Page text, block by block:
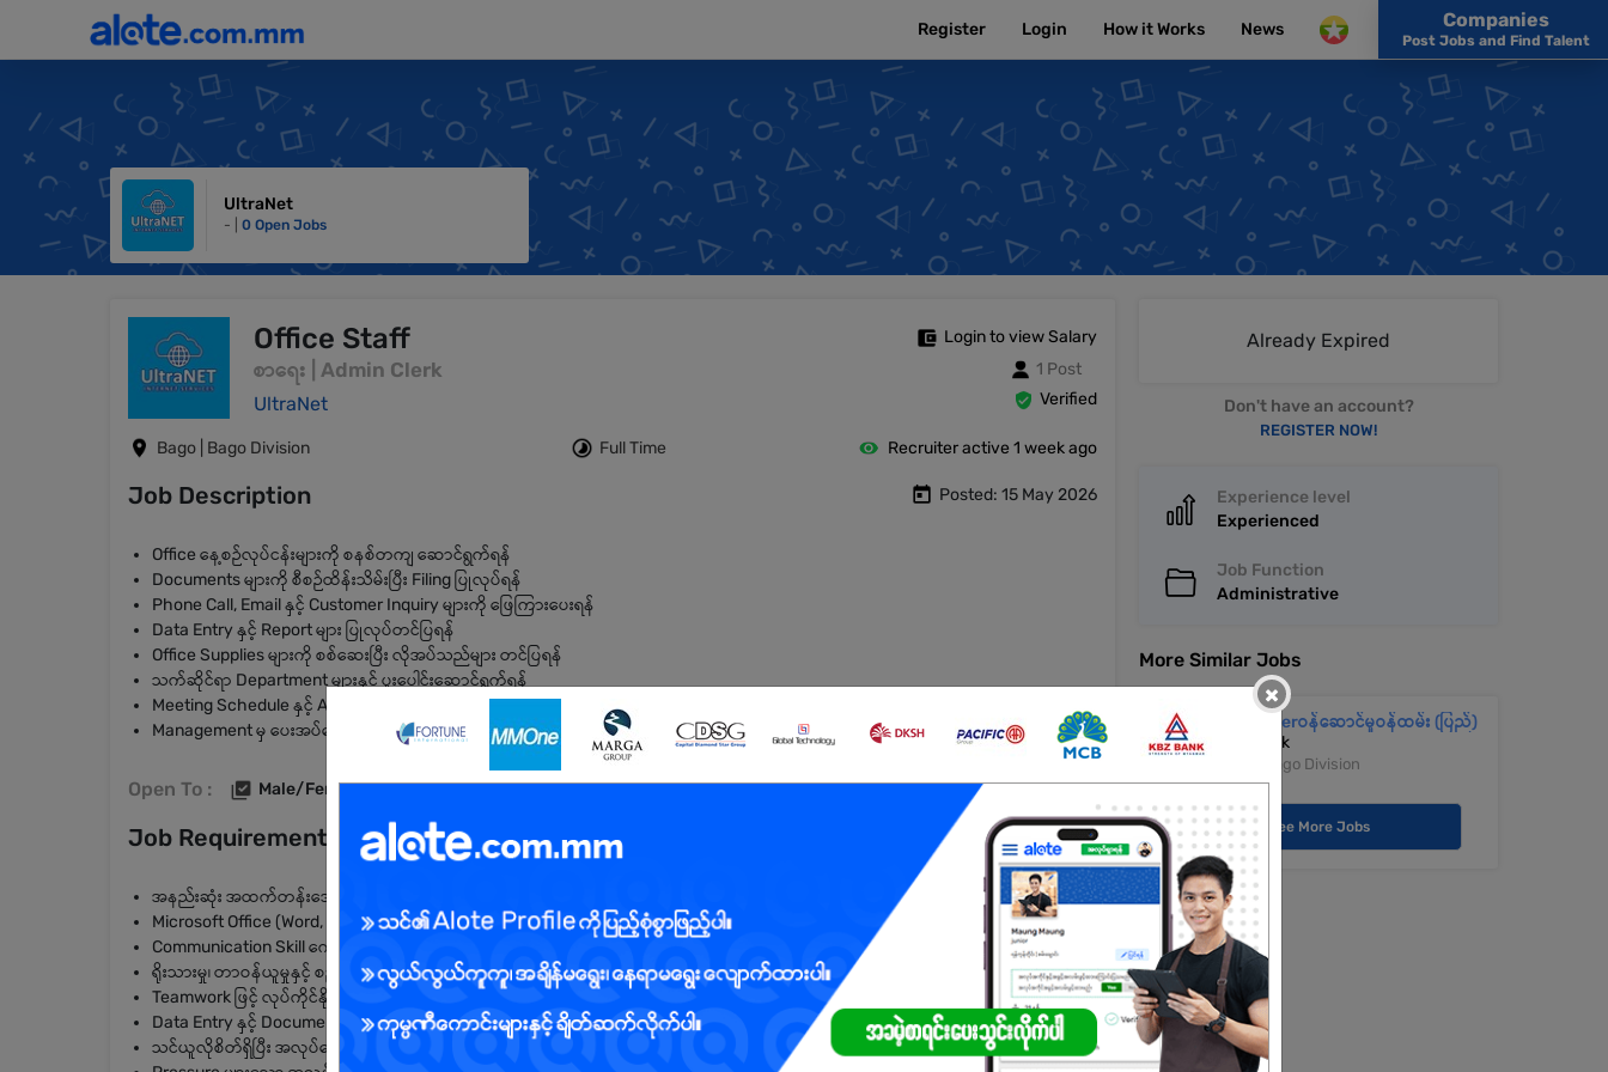
Register Login How it Works News Companies
Post Jobs and Find Talent
UltraNet
- | 0 Open Jobs
Office Staff
စာရေး | Admin Clerk
UltraNet
Login to view Salary
1 Post
Verified
Bago | Bago Division Full Time Recruiter active 1 week ago
Job Description Posted: 15 May 2026
Office နေ့စဉ်လုပ်ငန်းများကို စနစ်တကျ ဆောင်ရွက်ရန်
Documents များကို စီစဉ်ထိန်းသိမ်းပြီး Filing ပြုလုပ်ရန်
Phone Call, Email နှင့် Customer Inquiry များကို ဖြေကြားပေးရန်
Data Entry နှင့် Report များ ပြုလုပ်တင်ပြရန်
Office Supplies များကို စစ်ဆေးပြီး လိုအပ်သည်များ တင်ပြရန်
သက်ဆိုင်ရာ Department များနှင့် ပူးပေါင်းဆောင်ရွက်ရန်
Meeting Schedule နှင့် Appointment များ စီစဉ်ပေးရန်
Management မှ ပေးအပ်သော တာဝန်များကို အချိန်မီ ဆောင်ရွက်ရန်
Open To : Male/Female
Job Requirements
အနည်းဆုံး အထက်တန်းအောင်မြင်ပြီးသူ (ဘွဲ့ရရှိသူ ဦးစားပေးမည်)
Microsoft Office (Word, Excel, PowerPoint) အသုံးပြုနိုင်ရမည်
Communication Skill ကောင်းမွန်ရမည်
ရိုးသားမှု၊ တာဝန်ယူမှုနှင့် စည်းကမ်းလိုက်နာမှုရှိရမည်
Teamwork ဖြင့် လုပ်ကိုင်နိုင်ရမည်
Data Entry နှင့် Documentation ပိုင်း စိတ်ဝင်စားသူ ဖြစ်ရမည်
သင်ယူလိုစိတ်ရှိပြီး အလုပ်ပေါ် စိတ်အားထက်သန်သူ ဖြစ်ရမည်
Already Expired
Don't have an account?
REGISTER NOW!
Experience level
Experienced
Job Function
Administrative
More Similar Jobs
Customerဝန်ဆောင်မှုဝန်ထမ်း (ပြည်)
KBZ Bank
Pyay | Bago Division
See More Jobs
×